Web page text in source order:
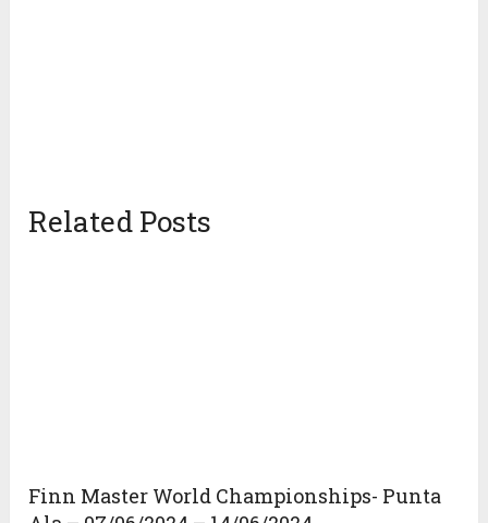
Related Posts
Finn Master World Championships- Punta